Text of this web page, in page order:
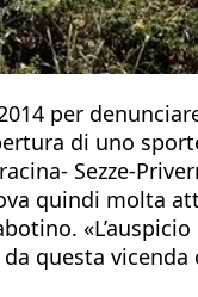
per
di uno
Sezze-
quindi molta
questa